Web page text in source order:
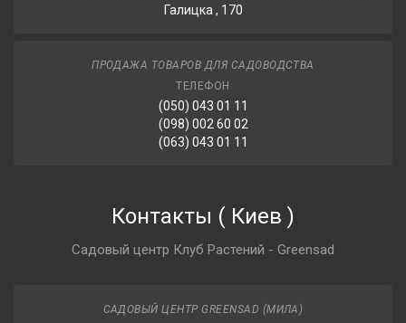
Галицка , 170
ПРОДАЖА ТОВАРОВ ДЛЯ САДОВОДСТВА
ТЕЛЕФОН
(050) 043 01 11
(098) 002 60 02
(063) 043 01 11
Контакты ( Киев )
Садовый центр Клуб Растений - Greensad
САДОВЫЙ ЦЕНТР GREENSAD (МИЛА)